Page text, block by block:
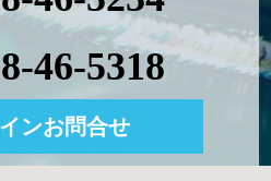
46-5318
ンお問合せ